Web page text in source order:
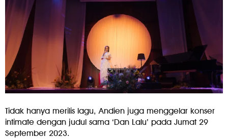
Tidak hanya merilis lagu, Andien juga menggelar konser
intimate dengan judul sama ‘Dan Lalu’ pada Jumat 29
September 2023.